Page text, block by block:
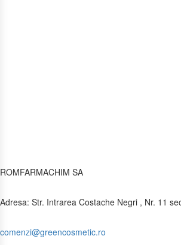
ROMFARMACHIM SA
Adresa: Str. Intrarea Costache Negri , Nr. 11
comenzi@greencosmetic.ro